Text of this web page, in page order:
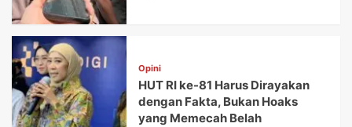
Opini
HUT RI ke-81 Harus Dirayakan
dengan Fakta, Bukan Hoaks
yang Memecah Belah